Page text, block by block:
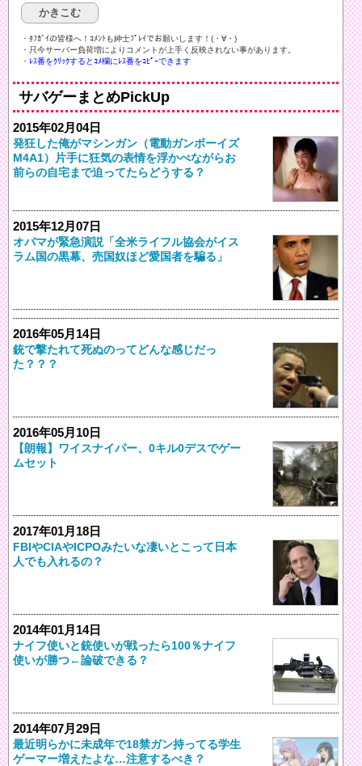
・ﾀﾌｶﾞｲの皆様へ！ｺﾒﾝﾄも紳士ﾌﾟﾚｲでお願いします！(・∀・)ゞ
・只今サーバー負荷増によりコメントが上手く反映されない事があります。
・ﾚｽ番をｸﾘｯｸするとｺﾒ欄にﾚｽ番をｺﾋﾟｰできます
サバゲーまとめPickUp
2015年02月04日
発狂した俺がマシンガン（電動ガンボーイズ
M4A1）片手に狂気の表情を浮かべながらお
前らの自宅まで迫ってたらどうする？
2015年12月07日
オバマが緊急演説「全米ライフル協会がイス
ラム国の黒幕、売国奴ほど愛国者を騙る」
2016年05月14日
銃で撃たれて死ぬのってどんな感じだっ
た？？？
2016年05月10日
【朗報】ワイスナイパー、0キル0デスでゲー
ムセット
2017年01月18日
FBIやCIAやICPOみたいな凄いとこって日本
人でも入れるの？
2014年01月14日
ナイフ使いと銃使いが戦ったら100％ナイフ
使いが勝つ←論破できる？
2014年07月29日
最近明らかに未成年で18禁ガン持ってる学生
ゲーマー増えたよな…注意するべき？